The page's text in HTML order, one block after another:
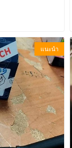
แนะนำ